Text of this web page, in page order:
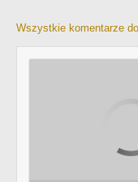
Wszystkie komentarze